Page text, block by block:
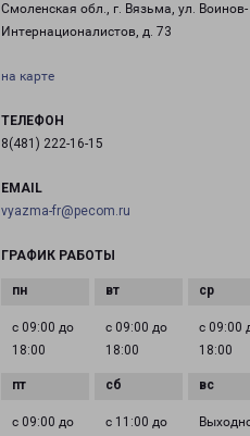
Смоленская обл., г. Вязьма, ул. Воинов-
Интернационалистов, д. 73
на карте
ТЕЛЕФОН
8(481) 222-16-15
EMAIL
vyazma-fr@pecom.ru
ГРАФИК РАБОТЫ
с 09:00 до
18:00
с 09:00 до
18:00
с 09:00
18:00
с 09:00 до
с 11:00 до